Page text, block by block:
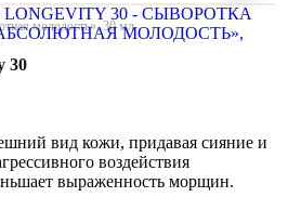
молодость», 30 мл
30
вид кожи, придавая сияние и
воздействия
выраженность морщин.